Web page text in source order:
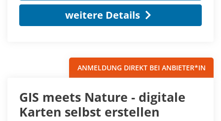
weitere Details
ANMELDUNG DIREKT BEI ANBIETER*IN
GIS meets Nature - digitale
Karten selbst erstellen